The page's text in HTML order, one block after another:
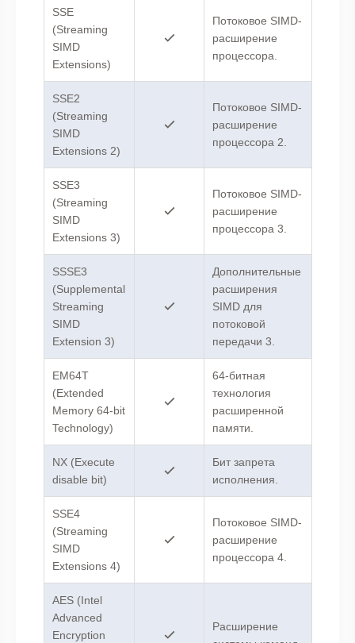
SSE
(Streaming
SIMD
Extensions)
Потоковое SIMD-
расширение
процессора.
SSE2
(Streaming
SIMD
Extensions 2)
Потоковое SIMD-
расширение
процессора 2.
SSE3
(Streaming
SIMD
Extensions 3)
Потоковое SIMD-
расширение
процессора 3.
SSSE3
(Supplemental
Streaming
SIMD
Extension 3)
Дополнительные
расширения
SIMD для
потоковой
передачи 3.
EM64T
(Extended
Memory 64-bit
Technology)
64-битная
технология
расширенной
памяти.
NX (Execute
disable bit)
Бит запрета
исполнения.
SSE4
(Streaming
SIMD
Extensions 4)
Потоковое SIMD-
расширение
процессора 4.
AES (Intel
Advanced
Encryption
Расширение